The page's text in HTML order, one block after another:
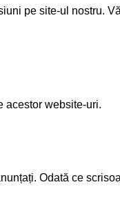
pe site-ul nostru.
acestor website-uri.
Odată ce